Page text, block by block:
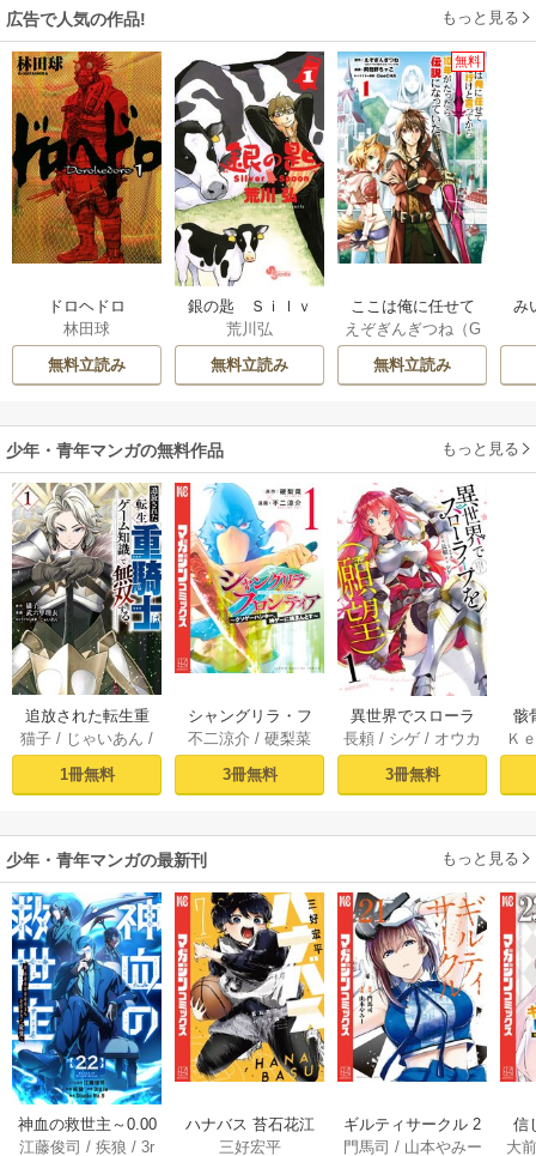
広告で人気の作品! もっと見る
ドロヘドロ
林田球
無料立読み
銀の匙 Ｓｉｌｖ
ｅｒ Ｓｐｏｏｎ
荒川弘
無料立読み
無料
ここは俺に任せて
先に行けと言って
から10年がたった
ら伝説になってい
えぞぎんぎつね（G
Aノベル／SBクリ
エイティブ刊）
eCHA
無料立読み
み
少年・青年マンガの無料作品 もっと見る
追放された転生重
騎士はゲーム知識
で無双する（１）
猫子 / じゃいあん /
武六甲理衣
1冊無料
シャングリラ・フ
ロンティア（１）
～クソゲーハン
ター、神ゲーに挑
不二涼介 /硬梨菜
3冊無料
異世界でスローラ
イフを（願望） 1
長頼 / シゲ / オウカ
3冊無料
骸
異
Ｋ
少年・青年マンガの最新刊 もっと見る
神血の救世主～0.00
000001％を引き当
江藤俊司 /疾狼 /3r
ハナバス 苔石花江
のバスケ論 7巻
三好宏平
ギルティサークル 2
1巻
門馬司 / 山本やみー
信
に
大